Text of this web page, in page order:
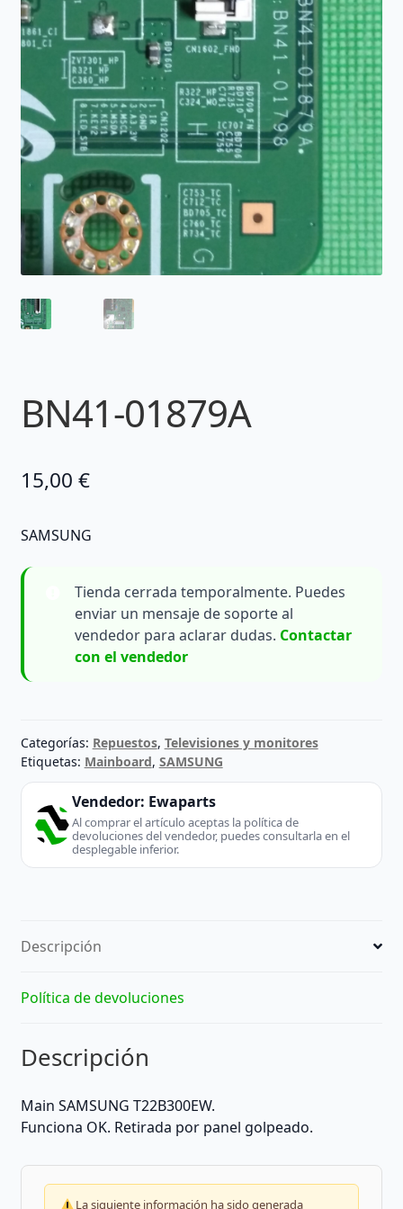
BN41-01879A
15,00 €
SAMSUNG
Tienda cerrada temporalmente. Puedes
enviar un mensaje de soporte al
vendedor para aclarar dudas. Contactar
con el vendedor
Categorías: Repuestos, Televisiones y monitores
Etiquetas: Mainboard, SAMSUNG
Vendedor: Ewaparts
Al comprar el artículo aceptas la política de
devoluciones del vendedor, puedes consultarla en el
desplegable inferior.
Descripción
Política de devoluciones
Descripción
Main SAMSUNG T22B300EW.
Funciona OK. Retirada por panel golpeado.
La siguiente información ha sido generada